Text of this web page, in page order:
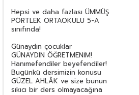
Hepsi ve daha fazlası ÜMMÜŞ
PÖRTLEK ORTAOKULU 5-A
sınıfında!
Günaydın çocuklar
GÜNAYDIN ÖĞRETMENİM!
Hanımefendiler beyefendiler!
Bugünkü dersimizin konusu
GÜZEL AHLÂK ve size bunun
sıkıcı bir ders olmayacağına